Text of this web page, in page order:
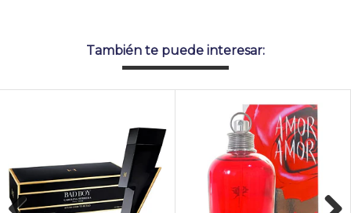
También te puede interesar: